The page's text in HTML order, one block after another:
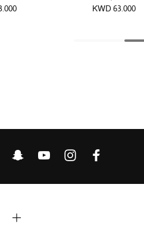
KWD 63.000